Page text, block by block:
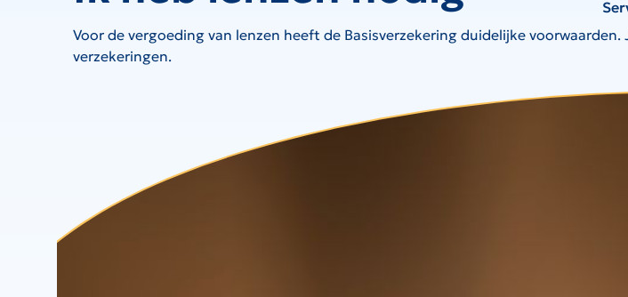
Voor de vergoeding van lenzen heeft de Basisverzekering duidelijke
verzekeringen.